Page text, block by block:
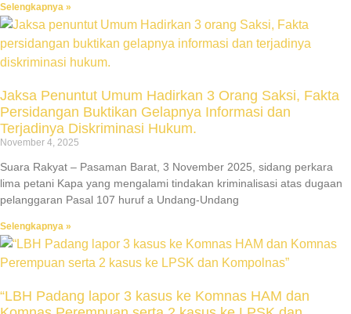
Selengkapnya »
Jaksa Penuntut Umum Hadirkan 3 Orang Saksi, Fakta
Persidangan Buktikan Gelapnya Informasi dan
Terjadinya Diskriminasi Hukum.
November 4, 2025
Suara Rakyat – Pasaman Barat, 3 November 2025, sidang perkara
lima petani Kapa yang mengalami tindakan kriminalisasi atas dugaan
pelanggaran Pasal 107 huruf a Undang-Undang
Selengkapnya »
“LBH Padang lapor 3 kasus ke Komnas HAM dan